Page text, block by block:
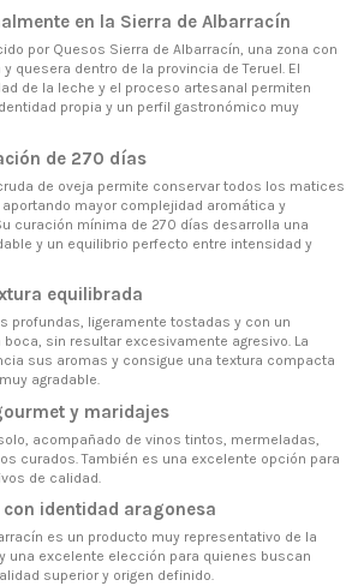
en la Sierra de Albarracín
por Quesos Sierra de Albarracín, una zona con
quesera dentro de la provincia de Teruel. El
de la leche y el proceso artesanal permiten
propia y un perfil gastronómico muy
de 270 días
de oveja permite conservar todos los matices
mayor complejidad aromática y
curación mínima de 270 días desarrolla una
y un equilibrio perfecto entre intensidad y
equilibrada
profundas, ligeramente tostadas y con un
sin resultar excesivamente agresivo. La
sus aromas y consigue una textura compacta
agradable.
y maridajes
acompañado de vinos tintos, mermeladas,
curados. También es una excelente opción para
de calidad.
identidad aragonesa
es un producto muy representativo de la
una excelente elección para quienes buscan
superior y origen definido.